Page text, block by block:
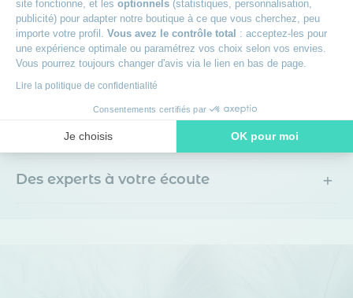
site fonctionne, et les optionnels (statistiques, personnalisation,
publicité) pour adapter notre boutique à ce que vous cherchez, peu
importe votre profil. Vous avez le contrôle total : acceptez-les pour
une expérience optimale ou paramétrez vos choix selon vos envies.
Vous pourrez toujours changer d'avis via le lien en bas de page.
Lire la politique de confidentialité
Consentements certifiés par
Je choisis OK pour moi
Notre plateforme vous permet d'adapter et de gérer vos
Reprise de votre ancien meuble +
Paiement en 3x sans frais avec Oney
Livraison offerte
Des experts à votre écoute +